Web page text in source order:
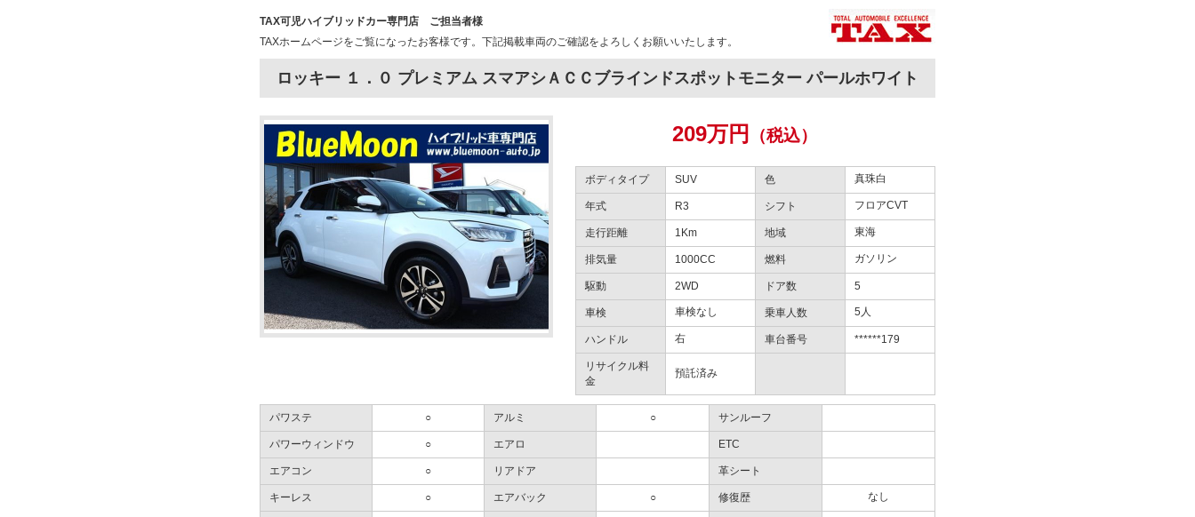
TAX可児ハイブリッドカー専門店 ご担当者様
TAXホームページをご覧になったお客様です。下記掲載車両のご確認をよろしくお願いいたします。
ロッキー １．０ プレミアム スマアシＡＣＣブラインドスポットモニター パールホワイト
209万円 （税込）
ボディタイプ SUV 色 真珠白
年式 R3 シフト フロアCVT
走行距離 1Km 地域 東海
排気量 1000CC 燃料 ガソリン
駆動 2WD ドア数 5
車検 車検なし 乗車人数 5人
ハンドル 右 車台番号 ******179
リサイクル料
金
預託済み
パワステ ○ アルミ ○ サンルーフ
パワーウィンドウ ○ エアロ ETC
エアコン ○ リアドア 革シート
キーレス ○ エアバック ○ 修復歴 なし